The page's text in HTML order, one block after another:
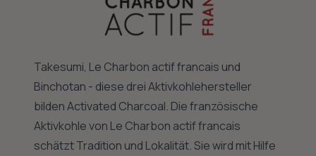
Takesumi, Le Charbon actif francais und
Binchotan - diese drei Aktivkohlehersteller
bilden Activated Charcoal. Die französische
Aktivkohle von Le Charbon actif francais
schätzt Tradition und Lokalität. Sie wird mit Hilfe